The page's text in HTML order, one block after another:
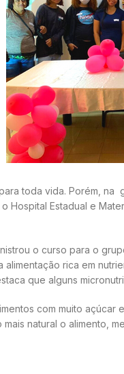
toda vida. Porém,
Hospital Estadual e
o curso para o
rica em
que alguns
com muito açúcar
natural o alimento,